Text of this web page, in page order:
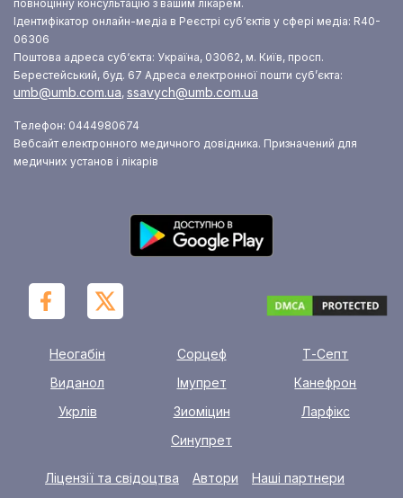
повноцінну консультацію з вашим лікарем.
Ідентифікатор онлайн-медіа в Реєстрі суб‘єктів у сфері медіа: R40-
06306
Поштова адреса суб‘єкта: Україна, 03062, м. Київ, просп.
Берестейський, буд. 67 Адреса електронної пошти суб’єкта:
umb@umb.com.ua, ssavych@umb.com.ua
Телефон: 0444980674
Вебсайт електронного медичного довідника. Призначений для
медичних установ і лікарів
Неогабін Сорцеф
Т-Септ
Виданол
Імупрет
Канефрон
Укрлів
Зиоміцин
Ларфікс
Синупрет
Ліцензії та свідоцтва Автори Наші партнери